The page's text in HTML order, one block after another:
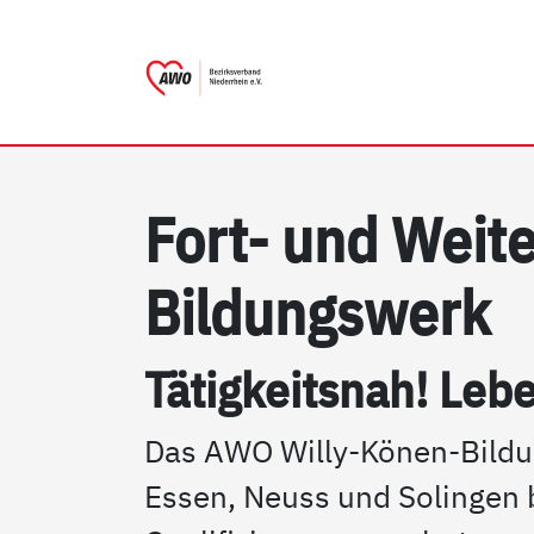
Fort- und
Bil­dungs­werk
Tä­tig­keits­nah!
Das AWO Willy-Könen-
Essen, Neuss und